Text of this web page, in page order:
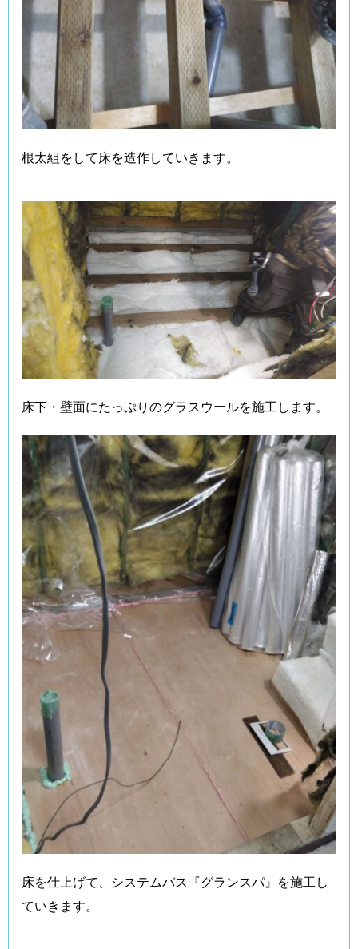
根太組をして床を造作していきます。
床下・壁面にたっぷりのグラスウールを施工します。
床を仕上げて、システムバス『グランスパ』を施工し
ていきます。